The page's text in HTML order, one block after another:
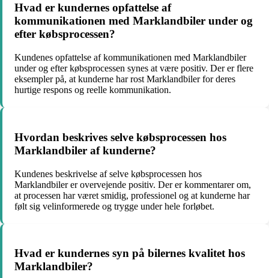
Hvad er kundernes opfattelse af
kommunikationen med Marklandbiler under og
efter købsprocessen?
Kundenes opfattelse af kommunikationen med Marklandbiler
under og efter købsprocessen synes at være positiv. Der er flere
eksempler på, at kunderne har rost Marklandbiler for deres
hurtige respons og reelle kommunikation.
Hvordan beskrives selve købsprocessen hos
Marklandbiler af kunderne?
Kundenes beskrivelse af selve købsprocessen hos
Marklandbiler er overvejende positiv. Der er kommentarer om,
at processen har været smidig, professionel og at kunderne har
følt sig velinformerede og trygge under hele forløbet.
Hvad er kundernes syn på bilernes kvalitet hos
Marklandbiler?